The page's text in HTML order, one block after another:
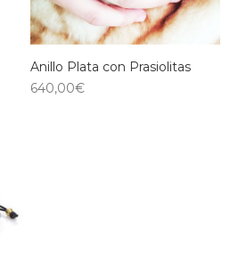
Anillo Plata con Prasiolitas
640,00€